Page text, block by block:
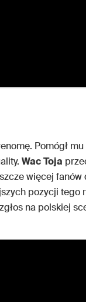
Pomógł
Wac Toja
więcej fanów
pozycji tego
na polskiej